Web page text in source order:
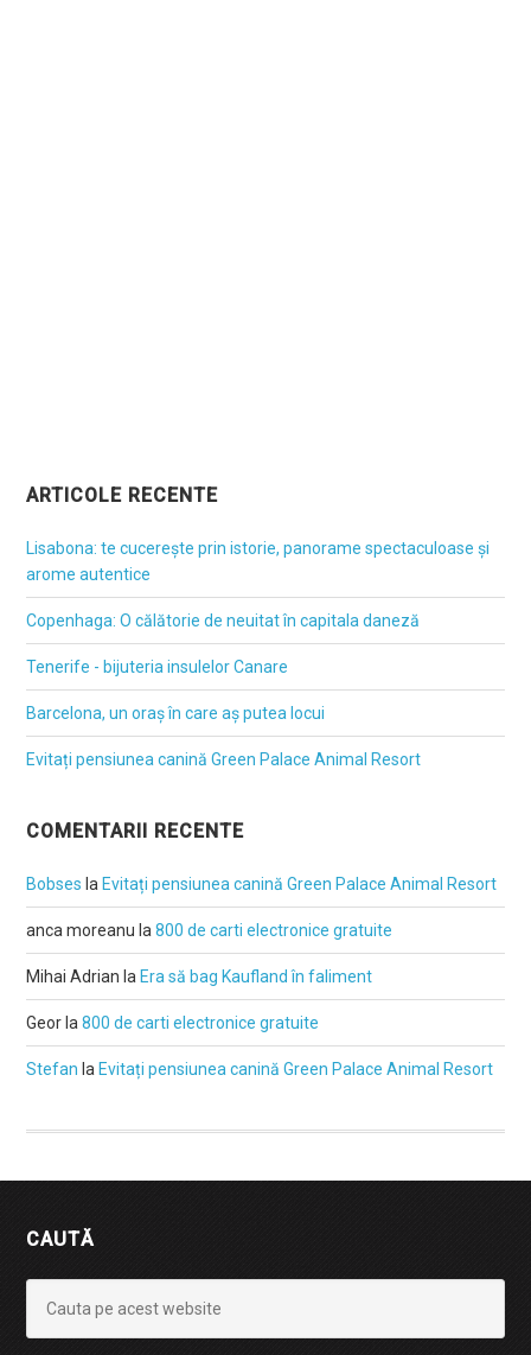
ARTICOLE RECENTE
Lisabona: te cucerește prin istorie, panorame spectaculoase și
arome autentice
Copenhaga: O călătorie de neuitat în capitala daneză
Tenerife - bijuteria insulelor Canare
Barcelona, un oraș în care aș putea locui
Evitați pensiunea canină Green Palace Animal Resort
COMENTARII RECENTE
Bobses la Evitați pensiunea canină Green Palace Animal Resort
anca moreanu la800 de carti electronice gratuite
Mihai Adrian la Era să bag Kaufland în faliment
Geor la800 de carti electronice gratuite
Stefan la Evitați pensiunea canină Green Palace Animal Resort
CAUTĂ